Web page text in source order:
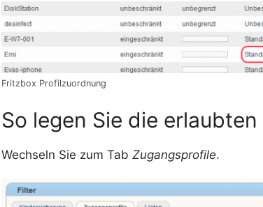
Fritzbox Profilzuordnung
So legen Sie die
Wechseln Sie zum Tab Zugangsprofile.